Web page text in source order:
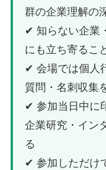
群の企業理解の
✔ 知らない企業
にも立ち寄るこ
✔ 会場では個人
質問・名刺収集
✔ 参加当日中に
企業研究・イン
る
✔ 参加しただけ